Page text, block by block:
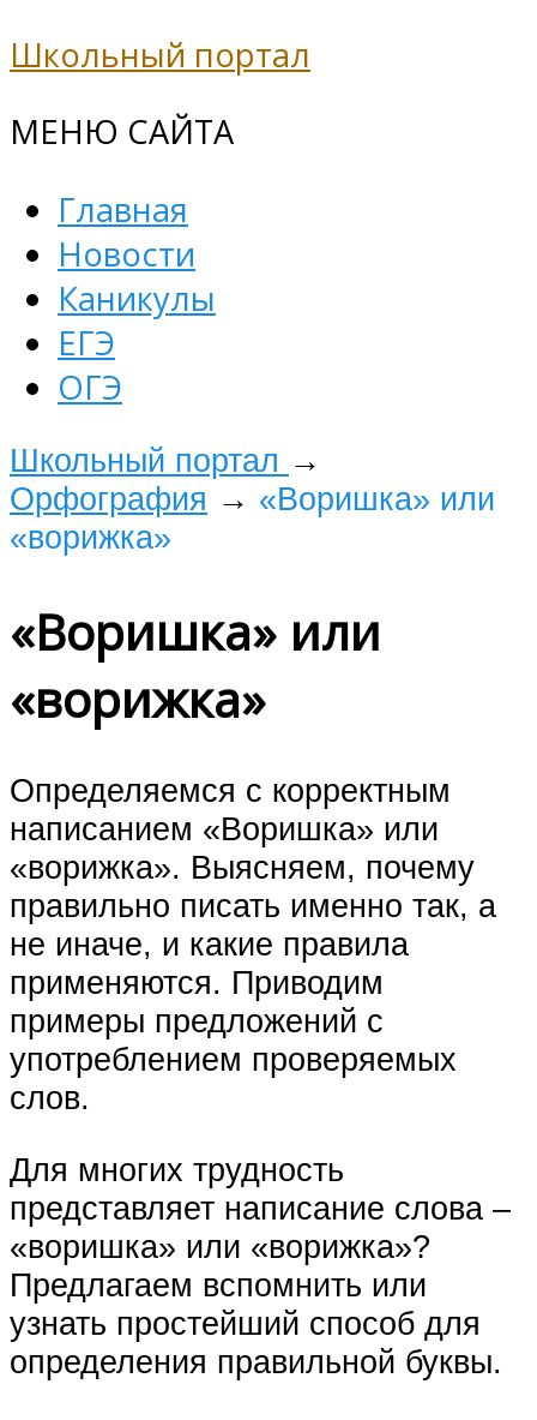
Школьный портал
МЕНЮ САЙТА
Главная
Новости
Каникулы
ЕГЭ
ОГЭ
Школьный портал →
Орфография → «Воришка» или
«ворижка»
«Воришка» или
«ворижка»
Определяемся с корректным
написанием «Воришка» или
«ворижка». Выясняем, почему
правильно писать именно так, а
не иначе, и какие правила
применяются. Приводим
примеры предложений с
употреблением проверяемых
слов.
Для многих трудность
представляет написание слова –
«воришка» или «ворижка»?
Предлагаем вспомнить или
узнать простейший способ для
определения правильной буквы.